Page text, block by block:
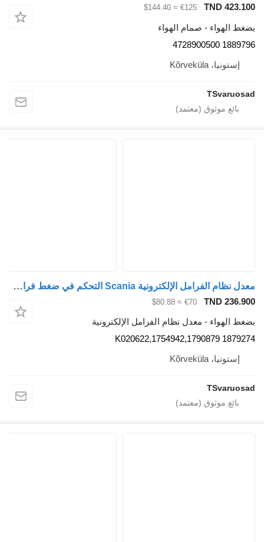
TND
€125
≈ $144.40
الهواء - صمام الهواء
1889796
إستونيا، Kõrveküla
معدل نظام الفرامل الإلكترونية Scania التحكم في ضغط فرامل المقطورة 1879274 لـ السيارات القاطرة Scania G340
TND
€70
≈ $80.88
الهواء - معدل نظام الفرامل الإلكترونية
1879274
إستونيا، Kõrveküla